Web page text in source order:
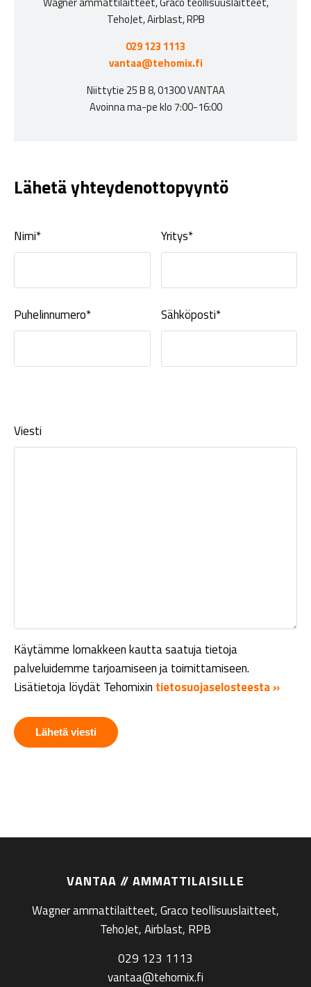
TehoJet, Airblast, RPB
029 123 1113
vantaa@tehomix.fi
Niittytie 25 B 8, 01300 VANTAA
Avoinna ma-pe klo 7:00-16:00
Lähetä yhteydenottopyyntö
Nimi* Yritys*
Puhelinnumero* Sähköposti*
Viesti
Käytämme lomakkeen kautta saatuja tietoja
palveluidemme tarjoamiseen ja toimittamiseen.
Lisätietoja löydät Tehomixin tietosuojaselosteesta »
VANTAA // AMMATTILAISILLE
Wagner ammattilaitteet, Graco teollisuuslaitteet,
TehoJet, Airblast, RPB
029 123 1113
vantaa@tehomix.fi